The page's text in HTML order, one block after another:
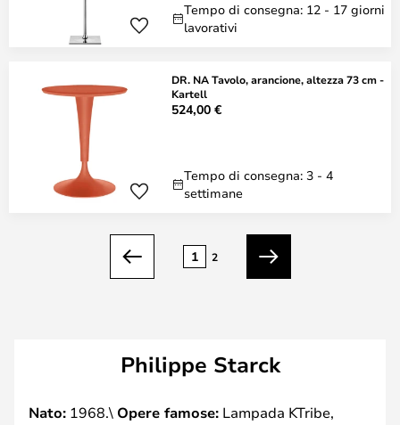
Tempo di consegna: 12 - 17 giorni
lavorativi
DR. NA Tavolo, arancione, altezza 73 cm -
Kartell
524,00 €
Tempo di consegna: 3 - 4
settimane
Precedente
1 2
Prossimo
Philippe Starck
Nato: 1968.\ Opere famose: Lampada KTribe,